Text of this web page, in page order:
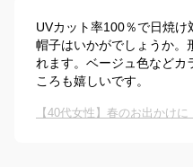
UVカット率100％で日焼
帽子はいかがでしょうか。
れます。ベージュ色などカ
ころも嬉しいです。